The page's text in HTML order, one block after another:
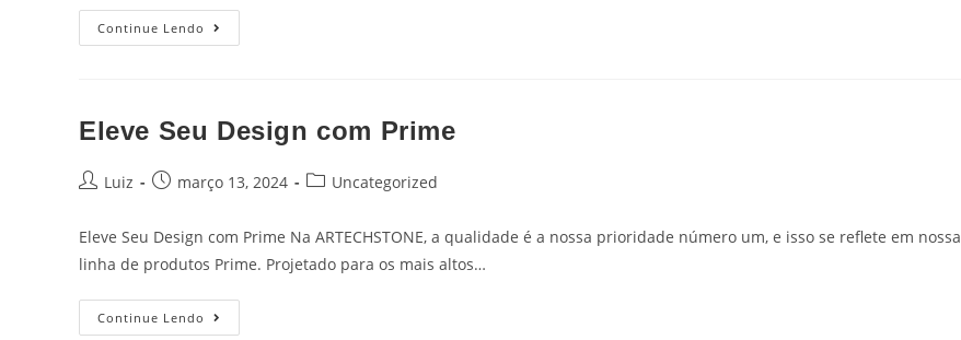
Continue Lendo
Eleve Seu Design com Prime
Luiz março 13, 2024 Uncategorized
Eleve Seu Design com Prime Na ARTECHSTONE, a qualidade é a nossa prioridade número um, e isso se reflete em nossa
linha de produtos Prime. Projetado para os mais altos…
Continue Lendo